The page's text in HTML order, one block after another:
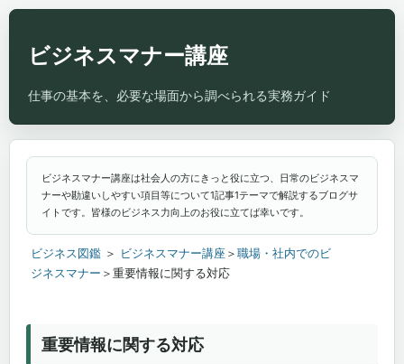
ビジネスマナー講座
ビジネスマナー講座は社会人の方にきっと役に立つ、日常のビジネスマ
ナーや勘違いしやすい項目等について1記事1テーマで解説するブログサ
イトです。皆様のビジネス力向上のお役に立てば幸いです。
ビジネス図鑑 ＞ ビジネスマナー講座 ＞ 職場・社内でのビ
ジネスマナー ＞重要情報に関する対応
重要情報に関する対応